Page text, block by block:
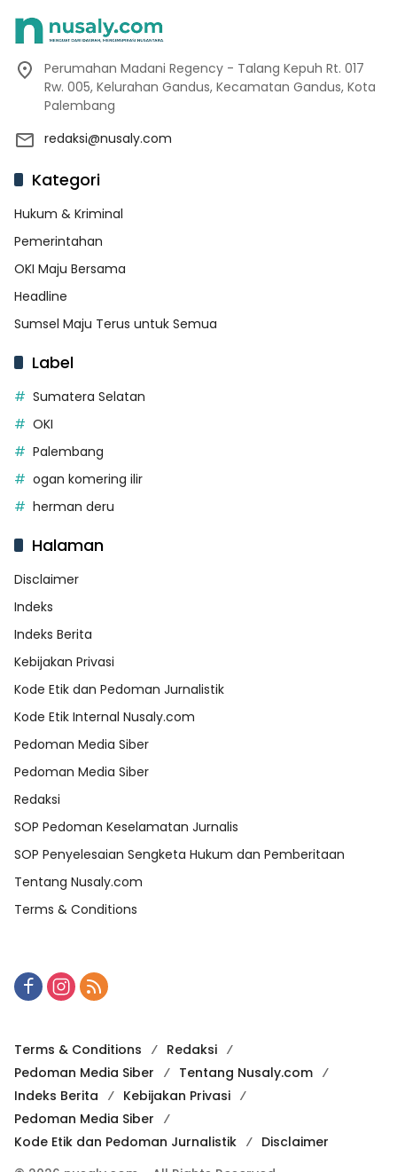
Perumahan Madani Regency - Talang Kepuh Rt. 017
Rw. 005, Kelurahan Gandus, Kecamatan Gandus, Kota
Palembang
redaksi@nusaly.com
Kategori
Hukum & Kriminal
Pemerintahan
OKI Maju Bersama
Headline
Sumsel Maju Terus untuk Semua
Label
Sumatera Selatan
OKI
Palembang
ogan komering ilir
herman deru
Halaman
Disclaimer
Indeks
Indeks Berita
Kebijakan Privasi
Kode Etik dan Pedoman Jurnalistik
Kode Etik Internal Nusaly.com
Pedoman Media Siber
Pedoman Media Siber
Redaksi
SOP Pedoman Keselamatan Jurnalis
SOP Penyelesaian Sengketa Hukum dan Pemberitaan
Tentang Nusaly.com
Terms & Conditions
Terms & Conditions
Redaksi
Pedoman Media Siber
Tentang Nusaly.com
Indeks Berita
Kebijakan Privasi
Pedoman Media Siber
Kode Etik dan Pedoman Jurnalistik
Disclaimer